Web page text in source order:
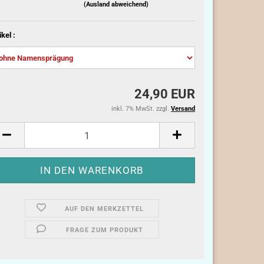
(Ausland abweichend)
:
24,90 EUR
inkl. 7% MwSt. zzgl. Versand
AUF DEN MERKZETTEL
FRAGE ZUM PRODUKT